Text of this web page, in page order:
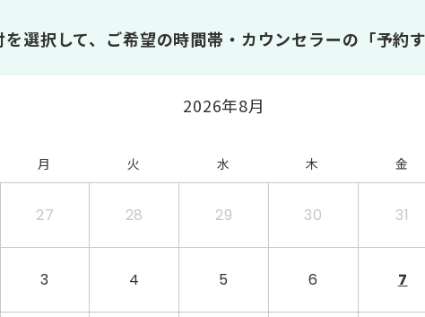
選択して、ご希望の時間帯・カウンセラーの「予約
2026年8月
月 火 水 木 金
27 28 29 30 31
3 4 5 6 7